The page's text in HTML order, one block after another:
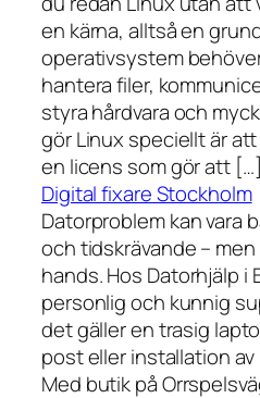
en kärna, alltså en
operativsystem
hantera filer,
styra hårdvara och
gör Linux speciellt är
en licens som gör att […]
Digital fixare Stockholm
Datorproblem kan vara
och tidskrävande –
hands. Hos Datorhjälp i
personlig och kunnig
det gäller en trasig
post eller installation
Med butik på